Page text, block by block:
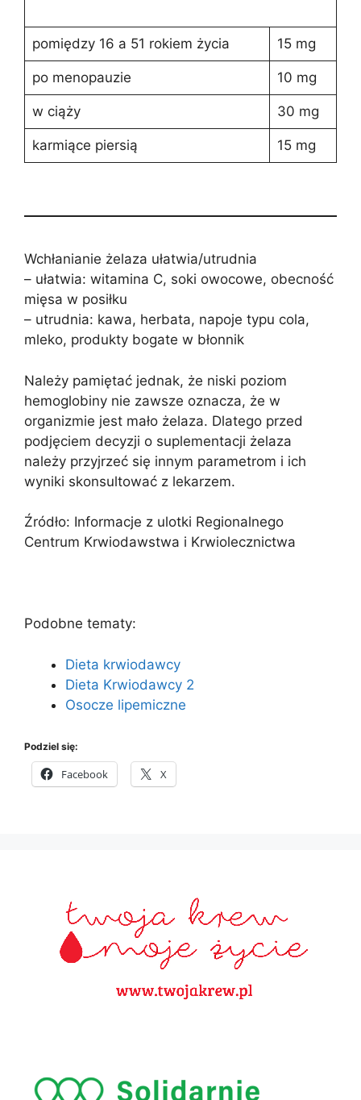
pomiędzy 16 a 51 rokiem życia 15 mg
po menopauzie 10 mg
w ciąży 30 mg
karmiące piersią 15 mg
Wchłanianie żelaza ułatwia/utrudnia
– ułatwia: witamina C, soki owocowe, obecność
mięsa w posiłku
– utrudnia: kawa, herbata, napoje typu cola,
mleko, produkty bogate w błonnik
Należy pamiętać jednak, że niski poziom
hemoglobiny nie zawsze oznacza, że w
organizmie jest mało żelaza. Dlatego przed
podjęciem decyzji o suplementacji żelaza
należy przyjrzeć się innym parametrom i ich
wyniki skonsultować z lekarzem.
Źródło: Informacje z ulotki Regionalnego
Centrum Krwiodawstwa i Krwiolecznictwa
Podobne tematy:
Dieta krwiodawcy
Dieta Krwiodawcy 2
Osocze lipemiczne
Podziel się:
Facebook X